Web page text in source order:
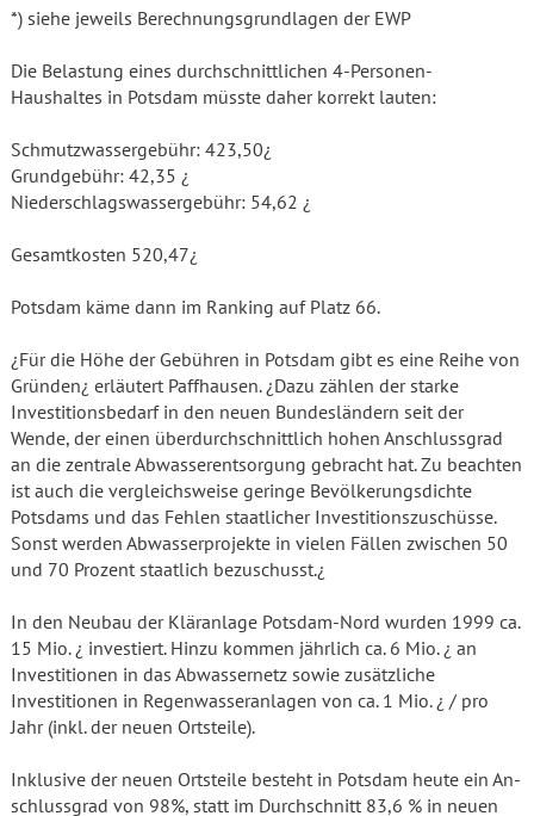
*) siehe jeweils Berechnungsgrundlagen der EWP
Die Belastung eines durchschnittlichen 4-Personen-
Haushaltes in Potsdam müsste daher korrekt lauten:
Schmutzwassergebühr: 423,50¿
Grundgebühr: 42,35 ¿
Niederschlagswassergebühr: 54,62 ¿
Gesamtkosten 520,47¿
Potsdam käme dann im Ranking auf Platz 66.
¿Für die Höhe der Gebühren in Potsdam gibt es eine Reihe von
Gründen¿ erläutert Paffhausen. ¿Dazu zählen der starke
Investitionsbedarf in den neuen Bundesländern seit der
Wende, der einen überdurchschnittlich hohen Anschlussgrad
an die zentrale Abwasserentsorgung gebracht hat. Zu beachten
ist auch die vergleichsweise geringe Bevölkerungsdichte
Potsdams und das Fehlen staatlicher Investitionszuschüsse.
Sonst werden Abwasserprojekte in vielen Fällen zwischen 50
und 70 Prozent staatlich bezuschusst.¿
In den Neubau der Kläranlage Potsdam-Nord wurden 1999 ca.
15 Mio. ¿ investiert. Hinzu kommen jährlich ca. 6 Mio. ¿ an
Investitionen in das Abwassernetz sowie zusätzliche
Investitionen in Regenwasseranlagen von ca. 1 Mio. ¿ / pro
Jahr (inkl. der neuen Ortsteile).
Inklusive der neuen Ortsteile besteht in Potsdam heute ein An­
schlussgrad von 98%, statt im Durchschnitt 83,6 % in neuen